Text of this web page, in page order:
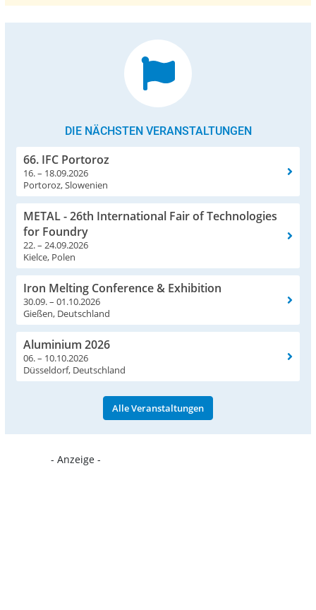
DIE NÄCHSTEN VERANSTALTUNGEN
66. IFC Portoroz
16. – 18.09.2026
Portoroz, Slowenien
METAL - 26th International Fair of Technologies
for Foundry
22. – 24.09.2026
Kielce, Polen
Iron Melting Conference & Exhibition
30.09. – 01.10.2026
Gießen, Deutschland
Aluminium 2026
06. – 10.10.2026
Düsseldorf, Deutschland
Alle Veranstaltungen
- Anzeige -